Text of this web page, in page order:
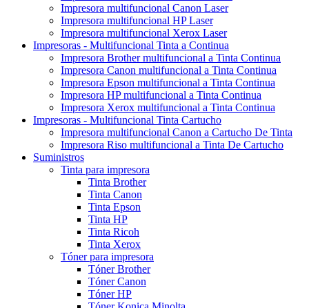
Impresora multifuncional Canon Laser
Impresora multifuncional HP Laser
Impresora multifuncional Xerox Laser
Impresoras - Multifuncional Tinta a Continua
Impresora Brother multifuncional a Tinta Continua
Impresora Canon multifuncional a Tinta Continua
Impresora Epson multifuncional a Tinta Continua
Impresora HP multifuncional a Tinta Continua
Impresora Xerox multifuncional a Tinta Continua
Impresoras - Multifuncional Tinta Cartucho
Impresora multifuncional Canon a Cartucho De Tinta
Impresora Riso multifuncional a Tinta De Cartucho
Suministros
Tinta para impresora
Tinta Brother
Tinta Canon
Tinta Epson
Tinta HP
Tinta Ricoh
Tinta Xerox
Tóner para impresora
Tóner Brother
Tóner Canon
Tóner HP